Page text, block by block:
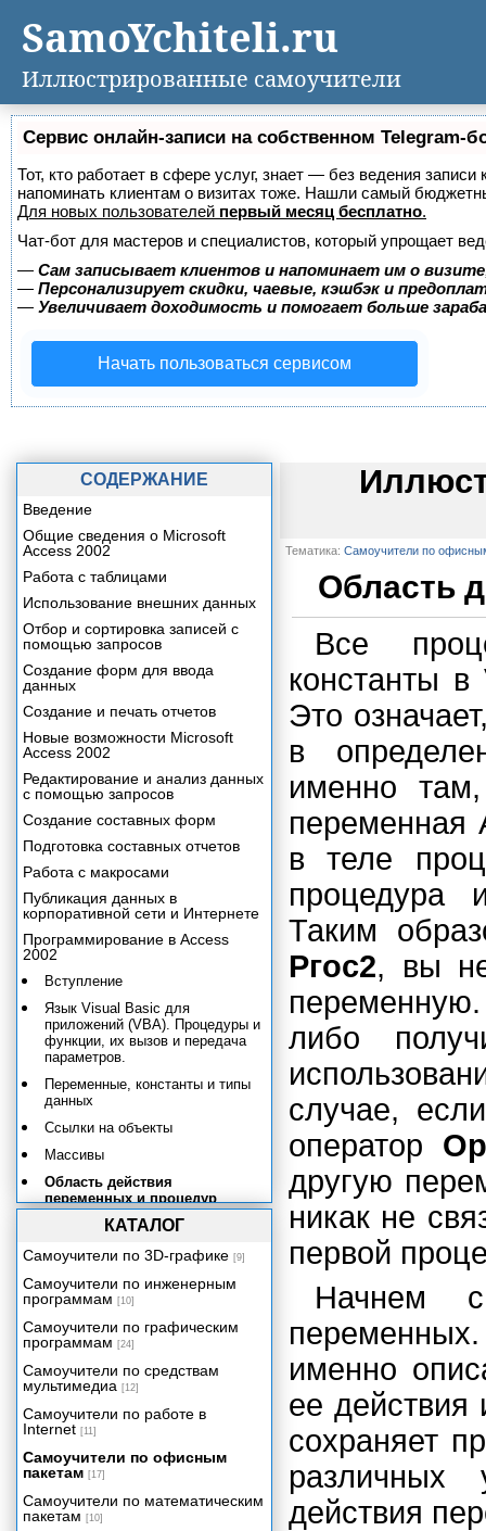
Сервис онлайн-записи на собственном Telegram-
Тот, кто работает в сфере услуг, знает — без ведения
напоминать клиентам о визитах тоже. Нашли самый
Для новых пользователей первый месяц бесплатно.
Чат-бот для мастеров и специалистов, который упрощает
— Сам записывает клиентов и напоминает им о
— Персонализирует скидки, чаевые, кэшбэк и
— Увеличивает доходимость и помогает больше
Начать пользоваться сервисом
Тематика: Самоучители по
Область
Все
константы
Это
в
именно
в теле
процедура
Таким
Ргос2, вы
либо
случае,
оператор
другую
никак не
первой
Начнем с
именно
ее действия
сохраняет
различных
действия
СОДЕРЖАНИЕ
Введение
Общие сведения о Microsoft
Access 2002
Работа с таблицами
Использование внешних данных
Отбор и сортировка записей с
помощью запросов
Создание форм для ввода
данных
Создание и печать отчетов
Новые возможности Microsoft
Access 2002
Редактирование и анализ данных
с помощью запросов
Создание составных форм
Подготовка составных отчетов
Работа с макросами
Публикация данных в
корпоративной сети и Интернете
Программирование в Access
2002
Вступление
Язык Visual Basic для
приложений (VBA). Процедуры и
функции, их вызов и передача
параметров.
Переменные, константы и типы
данных
Ссылки на объекты
Массивы
Область действия
переменных и процедур
Управляющие конструкции
Объектные модели Microsoft
Access 2002. Основные
понятия.
Объектные модели Microsoft
Office 2002
Объектная модель Microsoft
Access 2002
Объектные модели доступа к
данным. Объектная модель
Microsoft DAO 3.6.
Модель объектов ActiveX для
управления данными
Объектная модель Visual Basic
для приложений
КАТАЛОГ
Самоучители по 3D-графике [9]
Самоучители по инженерным
программам [10]
Самоучители по графическим
программам [24]
Самоучители по средствам
мультимедиа [12]
Самоучители по работе в
Internet [11]
Самоучители по офисным
пакетам [17]
Самоучители по математическим
пакетам [10]
SamoYchiteli.ru
Иллюстрированные самоучители